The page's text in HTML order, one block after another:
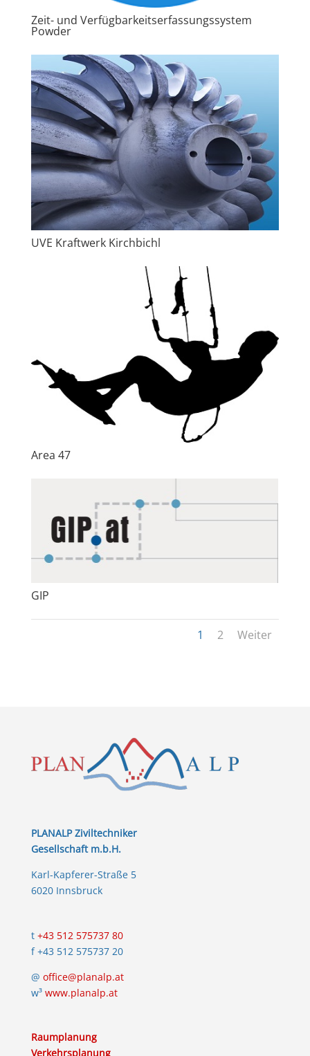
Zeit- und Verfügbarkeitserfassungssystem
Powder
UVE Kraftwerk Kirchbichl
Area 47
GIP
1 2 Weiter
PLANALP Ziviltechniker
Gesellschaft m.b.H.
Karl-Kapferer-Straße 5
6020 Innsbruck
t +43 512 575737 80
f +43 512 575737 20
@ office@planalp.at
w³ www.planalp.at
Raumplanung
Verkehrsplanung